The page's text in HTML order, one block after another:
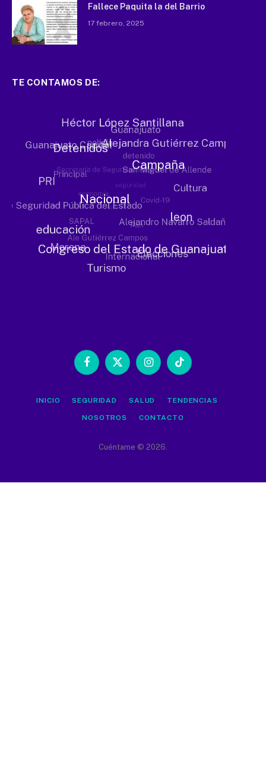
Fallece Paquita la del Barrio
17 febrero, 2025
TE CONTAMOS DE:
Facebook
X
InstagramTikTok
INICIO SEGURIDAD SALUD TENDENCIAS
NOSOTROS CONTACTO
Cuéntame © 2026.